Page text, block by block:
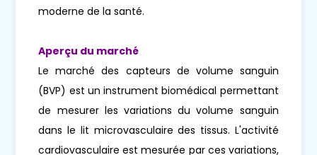
moderne de la santé.
Aperçu du marché
Le marché des capteurs de volume sanguin
(BVP) est un instrument biomédical permettant
de mesurer les variations du volume sanguin
dans le lit microvasculaire des tissus. L'activité
cardiovasculaire est mesurée par ces variations,